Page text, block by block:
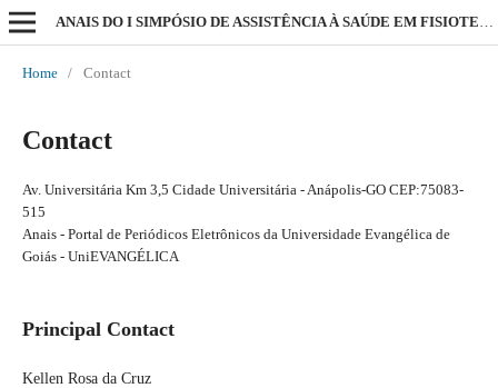
ANAIS DO I SIMPÓSIO DE ASSISTÊNCIA À SAÚDE EM FISIOTERAPIA
Home / Contact
Contact
Av. Universitária Km 3,5 Cidade Universitária - Anápolis-GO CEP:75083-
515
Anais - Portal de Periódicos Eletrônicos da Universidade Evangélica de
Goiás - UniEVANGÉLICA
Principal Contact
Kellen Rosa da Cruz